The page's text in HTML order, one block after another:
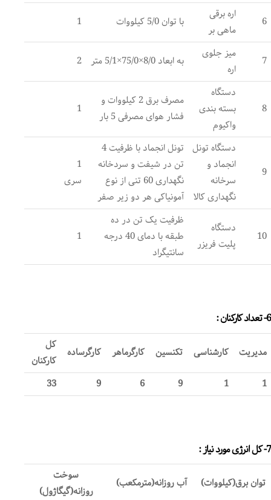
6
اره برقی
ماهی بر
با توان 5/0 کیلووات 1
7
میز جلوی
اره
به ابعاد 8/0×75/0×5/1 متر 2
8
دستگاه
بسته بندی
واکیوم
مصرف برق 2 کیلووات و
فشار هوای مصرفی 5 بار
1
9
دستگاه تونل
انجماد و
سرخانه
نگهداری کالا
تونل انجماد با ظرفیت 4
تن در شیفت و سردخانه
نگهداری 60 تنی از نوع
آمونیاکی هر دو زیر صفر
1
سری
10
دستگاه
پلیت فریزر
ظرفیت یک تن در ده
طبقه با دمای 40 درجه
سانتیگراد
1
6- تعداد کارکنان :
مدیریت کارشناسی تکنسین کارگرماهر کارگرساده
کل
کارکنان
1
1
9
6
9
33
7- کل انرژی مورد نیاز :
توان برق(کیلووات) آب روزانه(مترمکعب)
سوخت
روزانه(گیگاژول)